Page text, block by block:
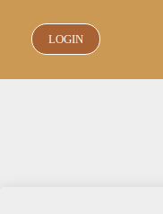
LOGIN